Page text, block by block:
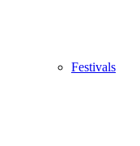
Festivals